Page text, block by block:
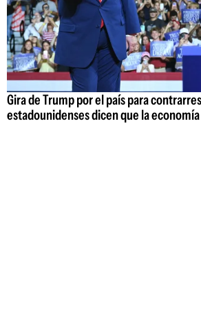
Gira de Trump por el país para
estadounidenses dicen que la